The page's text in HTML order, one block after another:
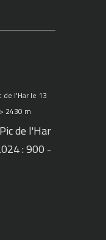
de l'Har
: 900 -